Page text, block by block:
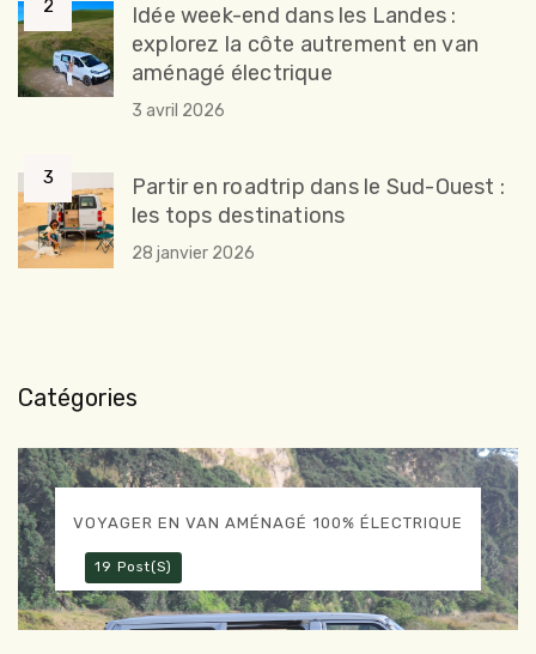
Idée week-end dans les Landes :
explorez la côte autrement en van
aménagé électrique
3 avril 2026
Partir en roadtrip dans le Sud-Ouest :
les tops destinations
28 janvier 2026
Catégories
VOYAGER EN VAN AMÉNAGÉ 100% ÉLECTRIQUE
19 Post(s)